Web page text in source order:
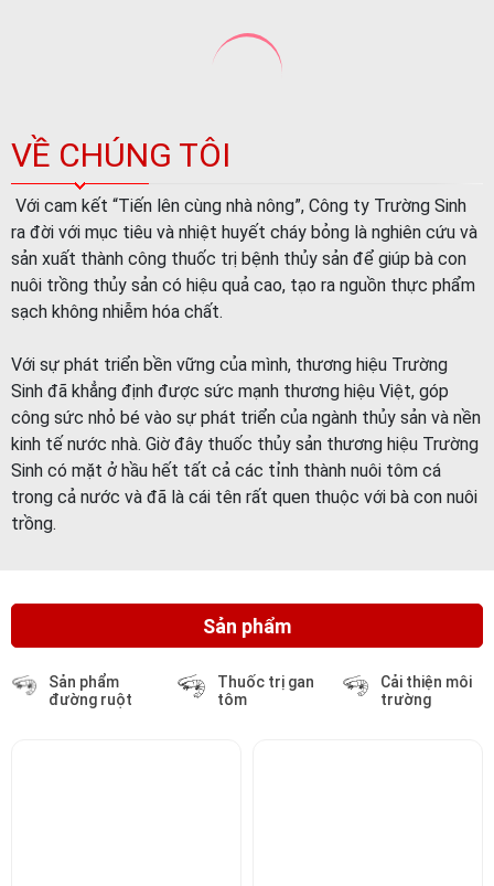
Với cam kết “Tiến lên cùng nhà nông”, Công ty Trường Sinh
ra đời với mục tiêu và nhiệt huyết cháy bỏng là nghiên cứu và
sản xuất thành công thuốc trị bệnh thủy sản để giúp bà con
nuôi trồng thủy sản có hiệu quả cao, tạo ra nguồn thực phẩm
sạch không nhiễm hóa chất.
Với sự phát triển bền vững của mình, thương hiệu Trường
Sinh đã khẳng định được sức mạnh thương hiệu Việt, góp
kinh tế nước nhà. Giờ đây thuốc thủy sản thương hiệu Trường
Sinh có mặt ở hầu hết tất cả các tỉnh thành nuôi tôm cá
trong cả nước và đã là cái tên rất quen thuộc với bà con nuôi
trồng.
tôm